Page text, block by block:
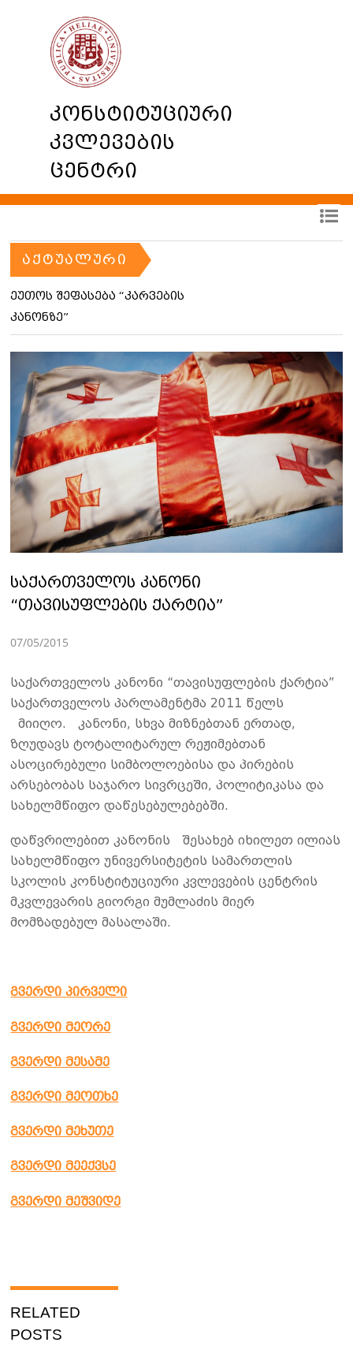
კონსტიტუციური
კვლევების
ცენტრი
ᲐᲥᲢᲣᲐᲚᲣᲠᲘ
ეუთოს შეფასება “კარვების
კანონზე”
საქართველოს კანონი
“თავისუფლების ქარტია”
07/05/2015
საქართველოს კანონი “თავისუფლების ქარტია”
საქართველოს პარლამენტმა 2011 წელს
მიიღო. კანონი, სხვა მიზნებთან ერთად,
ზღუდავს ტოტალიტარულ რეჟიმებთან
ასოცირებული სიმბოლოებისა და პირების
არსებობას საჯარო სივრცეში, პოლიტიკასა და
სახელმწიფო დაწესებულებებში.
დაწვრილებით კანონის შესახებ იხილეთ ილიას
სახელმწიფო უნივერსიტეტის სამართლის
სკოლის კონსტიტუციური კვლევების ცენტრის
მკვლევარის გიორგი მუმლაძის მიერ
მომზადებულ მასალაში.
გვერდი პირველი
გვერდი მეორე
გვერდი მესამე
გვერდი მეოთხე
გვერდი მეხუთე
გვერდი მეექვსე
გვერდი მეშვიდე
RELATED
POSTS